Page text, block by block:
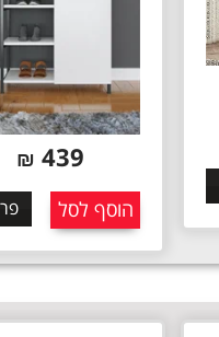
439
₪
הוסף לסל